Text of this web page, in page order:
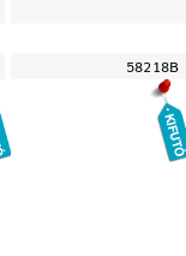
58218B